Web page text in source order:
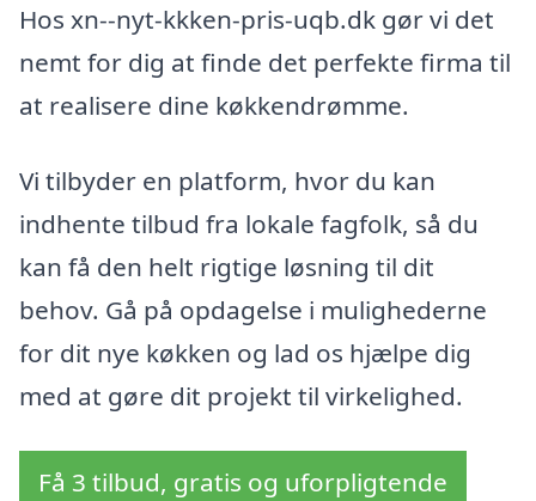
Hos xn--nyt-kkken-pris-uqb.dk gør vi det
nemt for dig at finde det perfekte firma til
at realisere dine køkkendrømme.
Vi tilbyder en platform, hvor du kan
indhente tilbud fra lokale fagfolk, så du
kan få den helt rigtige løsning til dit
behov. Gå på opdagelse i mulighederne
for dit nye køkken og lad os hjælpe dig
med at gøre dit projekt til virkelighed.
Få 3 tilbud, gratis og uforpligtende